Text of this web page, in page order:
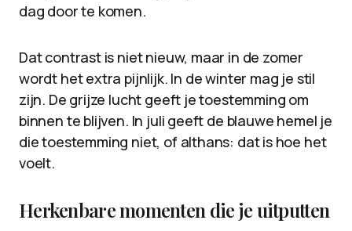
dag door te komen.
Dat contrast is niet nieuw, maar in de zomer
wordt het extra pijnlijk. In de winter mag je stil
zijn. De grijze lucht geeft je toestemming om
binnen te blijven. In juli geeft de blauwe hemel je
die toestemming niet, of althans: dat is hoe het
voelt.
Herkenbare momenten die je uitputten